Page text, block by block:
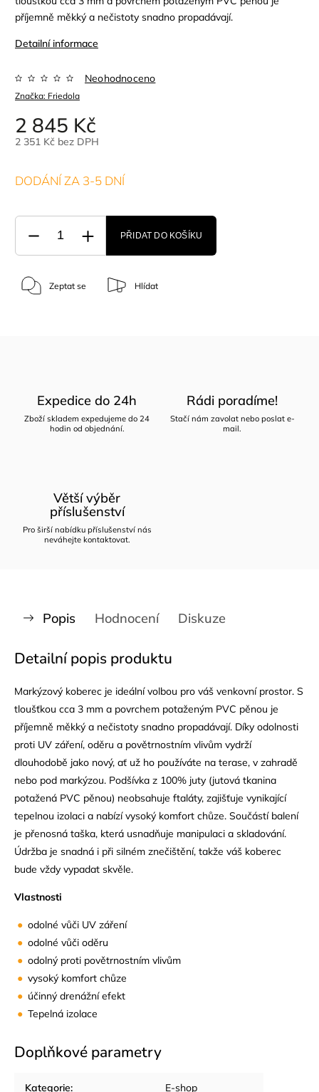
příjemně měkký a nečistoty snadno propadávají.
Detailní informace
Značka: Friedola
Neohodnoceno
2 845 Kč
2 351 Kč bez DPH
DODÁNÍ ZA 3-5 DNÍ
PŘIDAT DO KOŠÍKU
Zeptat se Hlídat
Expedice do 24h
Zboží skladem expedujeme do 24
hodin od objednání.
Rádi poradíme!
Stačí nám zavolat nebo poslat e-
mail.
Větší výběr
příslušenství
Pro širší nabídku příslušenství nás
neváhejte kontaktovat.
Popis Hodnocení Diskuze
Detailní popis produktu
Markýzový koberec je ideální volbou pro váš venkovní prostor. S
tloušťkou cca 3 mm a povrchem potaženým PVC pěnou je
příjemně měkký a nečistoty snadno propadávají. Díky odolnosti
proti UV záření, oděru a povětrnostním vlivům vydrží
dlouhodobě jako nový, ať už ho používáte na terase, v zahradě
nebo pod markýzou. Podšívka z 100% juty (jutová tkanina
potažená PVC pěnou) neobsahuje ftaláty, zajišťuje vynikající
tepelnou izolaci a nabízí vysoký komfort chůze. Součástí balení
je přenosná taška, která usnadňuje manipulaci a skladování.
Údržba je snadná i při silném znečištění, takže váš koberec
bude vždy vypadat skvěle.
Vlastnosti
odolné vůči UV záření
odolné vůči oděru
odolný proti povětrnostním vlivům
vysoký komfort chůze
účinný drenážní efekt
Tepelná izolace
Doplňkové parametry
Kategorie: E-shop